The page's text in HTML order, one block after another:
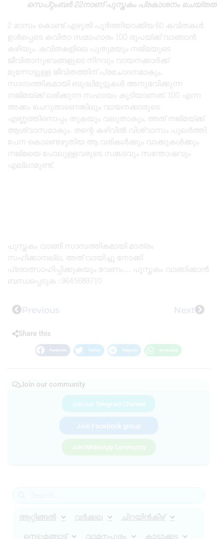
സെപ്റ്റംബർ 22നാണ് പുസ്തകം പ്രകാശനം ചെയ്തത്
2 മാസം കൊണ്ട് എഴുതി പൂർത്തിയാക്കിയ 60 കവിതകൾ
ഉൾപ്പെടെ കവിതാ സമാഹാരം 100 രൂപയ്ക്ക് വാങ്ങാൻ
കഴിയും. കവിതകളിലെ പുതുമയും നജിമയുടെ
ജീവിതാനുഭവങ്ങളുടെ നിറവും വായനക്കാർക്ക്
മുന്നോട്ടുള്ള ജീവിതത്തിന് പ്രചോദനമാകും.
സാമ്പത്തികമായി ബുദ്ധിമുട്ടുകൾ അനുഭവിക്കുന്ന
നജിമയ്‌ക്ക് ലഭിക്കുന്ന സഹായം കൂടിയാണത്. 100 എന്ന
അക്കം ചെറുതാണെങ്കിലും വായനക്കാരുടെ
എണ്ണത്തിനൊപ്പം തുകയും വലുതാകും, അത് നജിമയ്ക്ക്
ആശ്വാസമാകും. തന്റെ കഴിവിൽ വിശ്വാസം പുലർത്തി
പേന കൊണ്ടെഴുതിയ ആ വരികൾക്കും വാക്കുകൾക്കും
നജിമയെ പോലുള്ളവരുടെ സങ്കടവും സന്തോഷവും
എല്ലാമുണ്ട്.
പുസ്തകം വാങ്ങി സാമ്പത്തികമായി മാത്രം
സഹിക്കാനല്ല, അത് വായിച്ചു നോക്കി
പ്രോത്സാഹിപ്പിക്കുകയും വേണം… പുസ്തകം വാങ്ങിക്കാൻ
ബന്ധപ്പെടുക : 9645689710
Previous Next
Share this
Facebook Twitter Telegram WhatsApp
Join our community
Join our Telegram Channel
Join Facebook group
Join WhatsApp Community
ആറ്റിങ്ങൽ വർക്കല ചിറയിൻകീഴ്
നെടുമങ്ങാട് വാമനപുരം കാട്ടാക്കട